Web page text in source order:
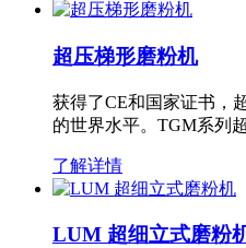
超压梯形磨粉机
获得了CE和国家证书，
的世界水平。TGM系列
了解详情
LUM 超细立式磨粉